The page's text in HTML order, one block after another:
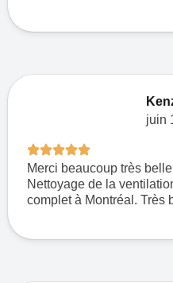
juin
Merci beaucoup très
Nettoyage de la
complet à Montréal. Très